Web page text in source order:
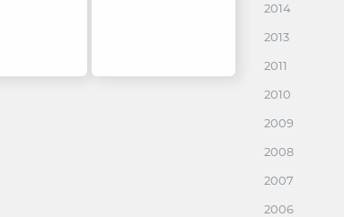
2014
2013
2011
2010
2009
2008
2007
2006